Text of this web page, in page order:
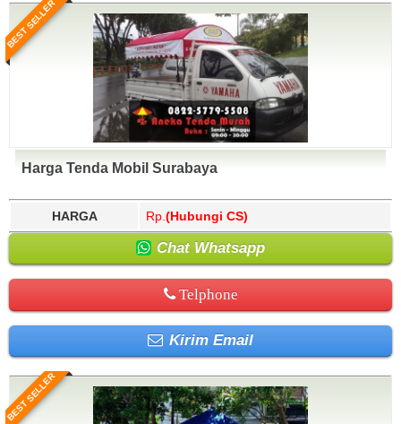
BEST SELLER
Harga Tenda Mobil Surabaya
HARGA Rp. (Hubungi CS)
Chat Whatsapp
Telphone
Kirim Email
BEST SELLER